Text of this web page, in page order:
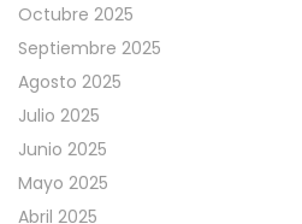
Octubre 2025
Septiembre 2025
Agosto 2025
Julio 2025
Junio 2025
Mayo 2025
Abril 2025